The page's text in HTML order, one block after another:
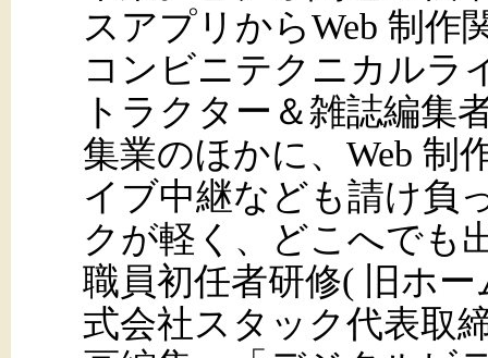
スアプリからWeb 制作
コンビニテクニカルラ
トラクター＆雑誌編集
集業のほかに、Web 制
イブ中継なども請け負
クが軽く、どこへでも
職員初任者研修( 旧ホ
式会社スタック代表取